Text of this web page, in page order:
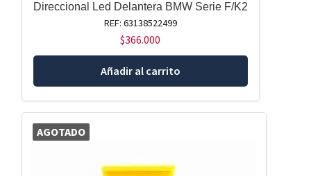
Direccional Led Delantera BMW Serie F/K2
REF: 63138522499
$366.000
Añadir al carrito
AGOTADO